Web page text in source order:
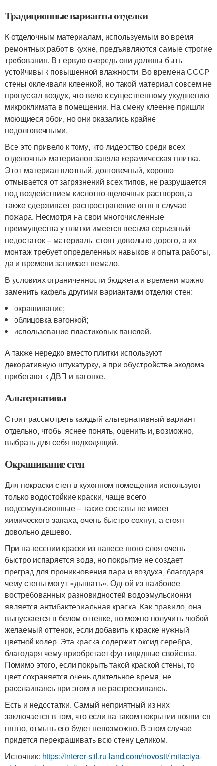
Традиционные варианты отделки
К отделочным материалам, используемым во время
ремонтных работ в кухне, предъявляются самые строгие
требования. В первую очередь они должны быть
устойчивы к повышенной влажности. Во времена СССР
стены оклеивали клеенкой, но такой материал совсем не
пропускал воздух, что вело к существенному ухудшению
микроклимата в помещении. На смену клеенке пришли
моющиеся обои, но они оказались крайне
недолговечными.
Все это привело к тому, что лидерство среди всех
отделочных материалов заняла керамическая плитка.
Этот материал плотный, долговечный, хорошо
отмывается от загрязнений всех типов, не разрушается
под воздействием кислотно-щелочных растворов, а
также сдерживает распространение огня в случае
пожара. Несмотря на свои многочисленные
преимущества у плитки имеется весьма серьезный
недостаток – материалы стоят довольно дорого, а их
монтаж требует определенных навыков и опыта работы,
да и времени занимает немало.
В условиях ограниченности бюджета и времени можно
заменить кафель другими вариантами отделки стен:
окрашивание;
облицовка вагонкой;
использование пластиковых панелей.
А также нередко вместо плитки используют
декоративную штукатурку, а при обустройстве экодома
прибегают к ДВП и вагонке.
Альтернативы
Стоит рассмотреть каждый альтернативный вариант
отдельно, чтобы яснее понять, оценить и, возможно,
выбрать для себя подходящий.
Окрашивание стен
Для покраски стен в кухонном помещении используют
только водостойкие краски, чаще всего
водоэмульсионные – такие составы не имеет
химического запаха, очень быстро сохнут, а стоят
довольно дешево.
При нанесении краски из нанесенного слоя очень
быстро испаряется вода, но покрытие не создает
преград для проникновения пара и воздуха, благодаря
чему стены могут «дышать». Одной из наиболее
востребованных разновидностей водоэмульсионки
является антибактериальная краска. Как правило, она
выпускается в белом оттенке, но можно получить любой
желаемый оттенок, если добавить к краске нужный
цветной колер. Эта краска содержит оксид серебра,
благодаря чему приобретает фунгицидные свойства.
Помимо этого, если покрыть такой краской стены, то
цвет сохраняется очень длительное время, не
расслаиваясь при этом и не растрескиваясь.
Есть и недостатки. Самый неприятный из них
заключается в том, что если на таком покрытии появится
пятно, отмыть его будет невозможно. В этом случае
придется перекрашивать всю стену целиком.
Источник: https://interer-stil.ru-land.com/novosti/imitaciya-